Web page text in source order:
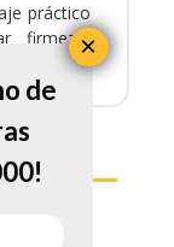
práctico
firmeza,
proyectos.
de
×